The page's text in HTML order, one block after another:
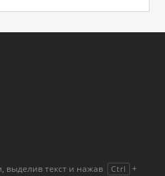
выделив текст и нажав Ctrl +